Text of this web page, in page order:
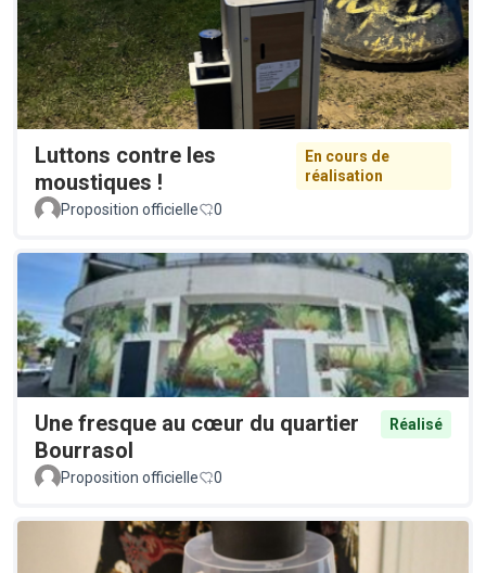
Luttons contre les
moustiques !
En cours de
réalisation
Proposition officielle
0
Une fresque au cœur du quartier
Bourrasol
Réalisé
Proposition officielle 0